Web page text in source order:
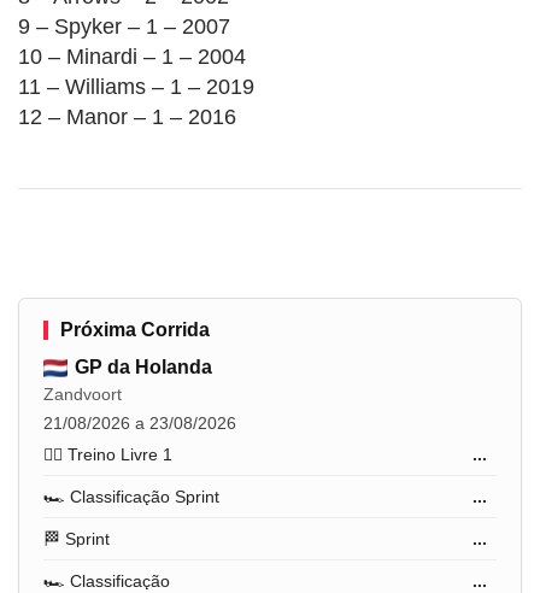
9 – Spyker – 1 – 2007
10 – Minardi – 1 – 2004
11 – Williams – 1 – 2019
12 – Manor – 1 – 2016
Próxima Corrida
GP da Holanda
Zandvoort
21/08/2026 a 23/08/2026
🏋️‍♂️ Treino Livre 1
...
🏎️ Classificação Sprint ...
🏁 Sprint ...
🏎️ Classificação ...